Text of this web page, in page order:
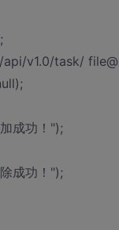
api/v1.0/task/
成功！");
成功！");